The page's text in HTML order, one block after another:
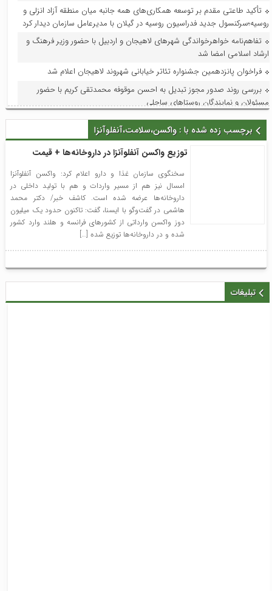
تأکید طاعتی مقدم بر توسعه همکاری‌های همه جانبه میان منطقه آزاد انزلی و
روسیه؛سرکنسول جدید فدراسیون روسیه در گیلان با مدیرعامل سازمان دیدار کرد
تفاهم‌نامه خواهرخواندگی شهرهای لاهیجان و اردبیل با حضور وزیر فرهنگ و
ارشاد اسلامی امضا شد
فراخوان پانزدهمین جشنواره تئاتر خیابانی شهروند لاهیجان اعلام شد
بررسی روند صدور مجوز تبدیل به احسن موقوفه محمدتقی کریم با حضور
مسئولان و نمایندگان روستاهای ساحلی
تداوم افتخارآفرینی سوستان؛ ابراهیم‌نژاد برای سومین بار دهیار نمونه استان
شد
فرماندار لاهیجان در جلسه هماهنگی جشنواره رسانه‌ای چای:جشنواره رسانه‌ای
استاندار گیلان؛ گیلان می‌تواند قطب ملی اردوها و مسابقات ورزش کارگری
با حضور مدیر امور عمرانی، زیربنایی و محیط زیست دبیرخانه شورای‌عالی
مناطق آزاد و ویژه اقتصادی؛ آخرین وضعیت پروژه‌های عمرانی منطقه آزاد انزلی
بهره‌برداری و در مدار قرار گرفت
برچسب زده شده با : واکسن،سلامت،آنفلوآنزا
توزیع واکسن‌ آنفلوآنزا در داروخانه‌ها + قیمت
سخنگوی سازمان غذا و دارو اعلام کرد: واکسن آنفلوآنزا
امسال نیز هم از مسیر واردات و هم با تولید داخلی در
داروخانه‌ها عرضه شده است. کاشف خبر/ دکتر محمد
هاشمی در گفت‌وگو با ایسنا، گفت: تاکنون حدود یک میلیون
دوز واکسن وارداتی از کشورهای فرانسه و هلند وارد کشور
شده و در داروخانه‌ها توزیع شده […]
تبلیغات